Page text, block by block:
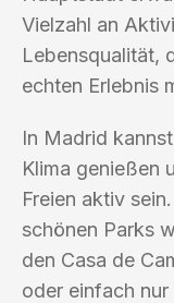
Vielzahl an
Lebensqualität,
echten Erlebnis
In Madrid
Klima genießen
Freien aktiv
schönen Parks
den Casa de
oder einfach